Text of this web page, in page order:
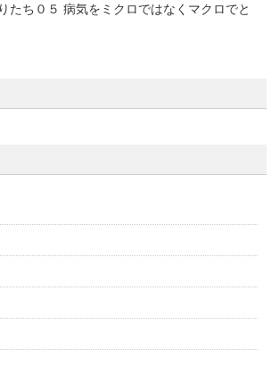
たち０５ 病気をミクロではなくマクロでと